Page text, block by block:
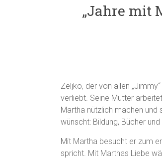
„Jahre mit
Zeljko, der von allen
verliebt. Seine Mutter
Martha nützlich machen und
wünscht: Bildung, Bücher
Mit Martha besucht er zum
spricht. Mit Marthas Liebe